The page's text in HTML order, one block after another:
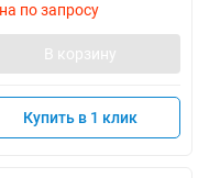
по запросу
В корзину
Купить в 1 клик